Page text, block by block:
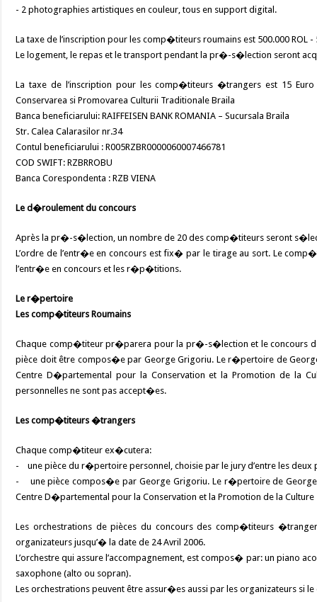
- 2 photographies artistiques en couleur, tous en support digital.
La taxe de l’inscription pour les comp�titeurs roumains est 500.000
Le logement, le repas et le transport pendant la pr�-s�lection seront
La taxe de l’inscription pour les comp�titeurs �trangers est 15
Conservarea si Promovarea Culturii Traditionale Braila
Banca beneficiarului: RAIFFEISEN BANK ROMANIA – Sucursala Braila
Str. Calea Calarasilor nr.34
Contul beneficiarului : R005RZBR0000060007466781
COD SWIFT: RZBRROBU
Banca Corespondenta : RZB VIENA
Le d�roulement du concours
Après la pr�-s�lection, un nombre de 20 des comp�titeurs seront
L’ordre de l’entr�e en concours est fix� par le tirage au sort. Le
l’entr�e en concours et les r�p�titions.
Le r�pertoire
Les comp�titeurs Roumains
Chaque comp�titeur pr�parera pour la pr�-s�lection et le concours
pièce doit être compos�e par George Grigoriu. Le r�pertoire de
Centre D�partemental pour la Conservation et la Promotion de la
personnelles ne sont pas accept�es.
Les comp�titeurs �trangers
Chaque comp�titeur ex�cutera:
- une pièce du r�pertoire personnel, choisie par le jury d’entre les
- une pièce compos�e par George Grigoriu. Le r�pertoire de
Centre D�partemental pour la Conservation et la Promotion de la
Les orchestrations de pièces du concours des comp�titeurs
organizateurs jusqu’� la date de 24 Avril 2006.
L’orchestre qui assure l’accompagnement, est compos� par: un piano
saxophone (alto ou sopran).
Les orchestrations peuvent être assur�es aussi par les organizateurs si